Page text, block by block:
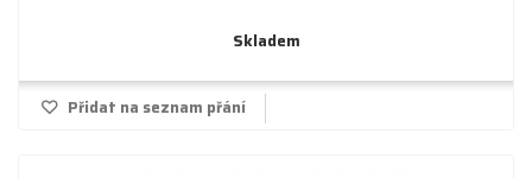
Skladem
Přidat na seznam přání